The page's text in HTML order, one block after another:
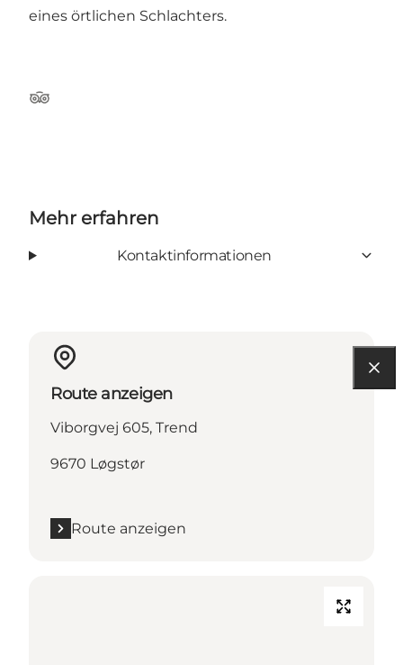
eines örtlichen Schlachters.
Tripadvisor
Mehr erfahren
Kontaktinformationen
Route anzeigen
Viborgvej 605, Trend
9670 Løgstør
Route anzeigen